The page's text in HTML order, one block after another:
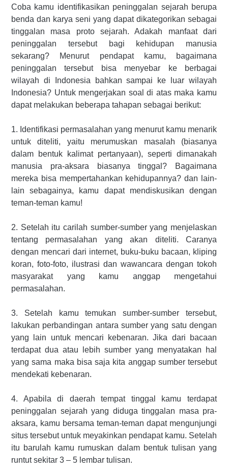
Coba kamu identifikasikan peninggalan sejarah berupa
benda dan karya seni yang dapat dikategorikan sebagai
tinggalan masa proto sejarah. Adakah manfaat dari
peninggalan tersebut bagi kehidupan manusia
sekarang? Menurut pendapat kamu, bagaimana
peninggalan tersebut bisa menyebar ke berbagai
wilayah di Indonesia bahkan sampai ke luar wilayah
Indonesia? Untuk mengerjakan soal di atas maka kamu
dapat melakukan beberapa tahapan sebagai berikut:
1. Identifikasi permasalahan yang menurut kamu menarik
untuk diteliti, yaitu merumuskan masalah (biasanya
dalam bentuk kalimat pertanyaan), seperti dimanakah
manusia pra-aksara biasanya tinggal? Bagaimana
mereka bisa mempertahankan kehidupannya? dan lain-
lain sebagainya, kamu dapat mendiskusikan dengan
teman-teman kamu!
2. Setelah itu carilah sumber-sumber yang menjelaskan
tentang permasalahan yang akan diteliti. Caranya
dengan mencari dari internet, buku-buku bacaan, kliping
koran, foto-foto, ilustrasi dan wawancara dengan tokoh
masyarakat yang kamu anggap mengetahui
permasalahan.
3. Setelah kamu temukan sumber-sumber tersebut,
lakukan perbandingan antara sumber yang satu dengan
yang lain untuk mencari kebenaran. Jika dari bacaan
terdapat dua atau lebih sumber yang menyatakan hal
yang sama maka bisa saja kita anggap sumber tersebut
mendekati kebenaran.
4. Apabila di daerah tempat tinggal kamu terdapat
peninggalan sejarah yang diduga tinggalan masa pra-
aksara, kamu bersama teman-teman dapat mengunjungi
situs tersebut untuk meyakinkan pendapat kamu. Setelah
itu barulah kamu rumuskan dalam bentuk tulisan yang
runtut sekitar 3 – 5 lembar tulisan.